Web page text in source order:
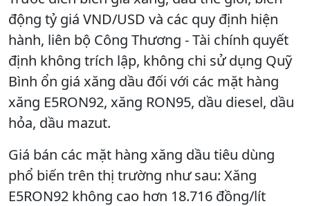
động tỷ giá VND/USD và các quy định hiện
hành, liên bộ Công Thương - Tài chính quyết
định không trích lập, không chi sử dụng Quỹ
Bình ổn giá xăng dầu đối với các mặt hàng
xăng E5RON92, xăng RON95, dầu diesel, dầu
hỏa, dầu mazut.
Giá bán các mặt hàng xăng dầu tiêu dùng
phổ biến trên thị trường như sau: Xăng
E5RON92 không cao hơn 18.716 đồng/lít